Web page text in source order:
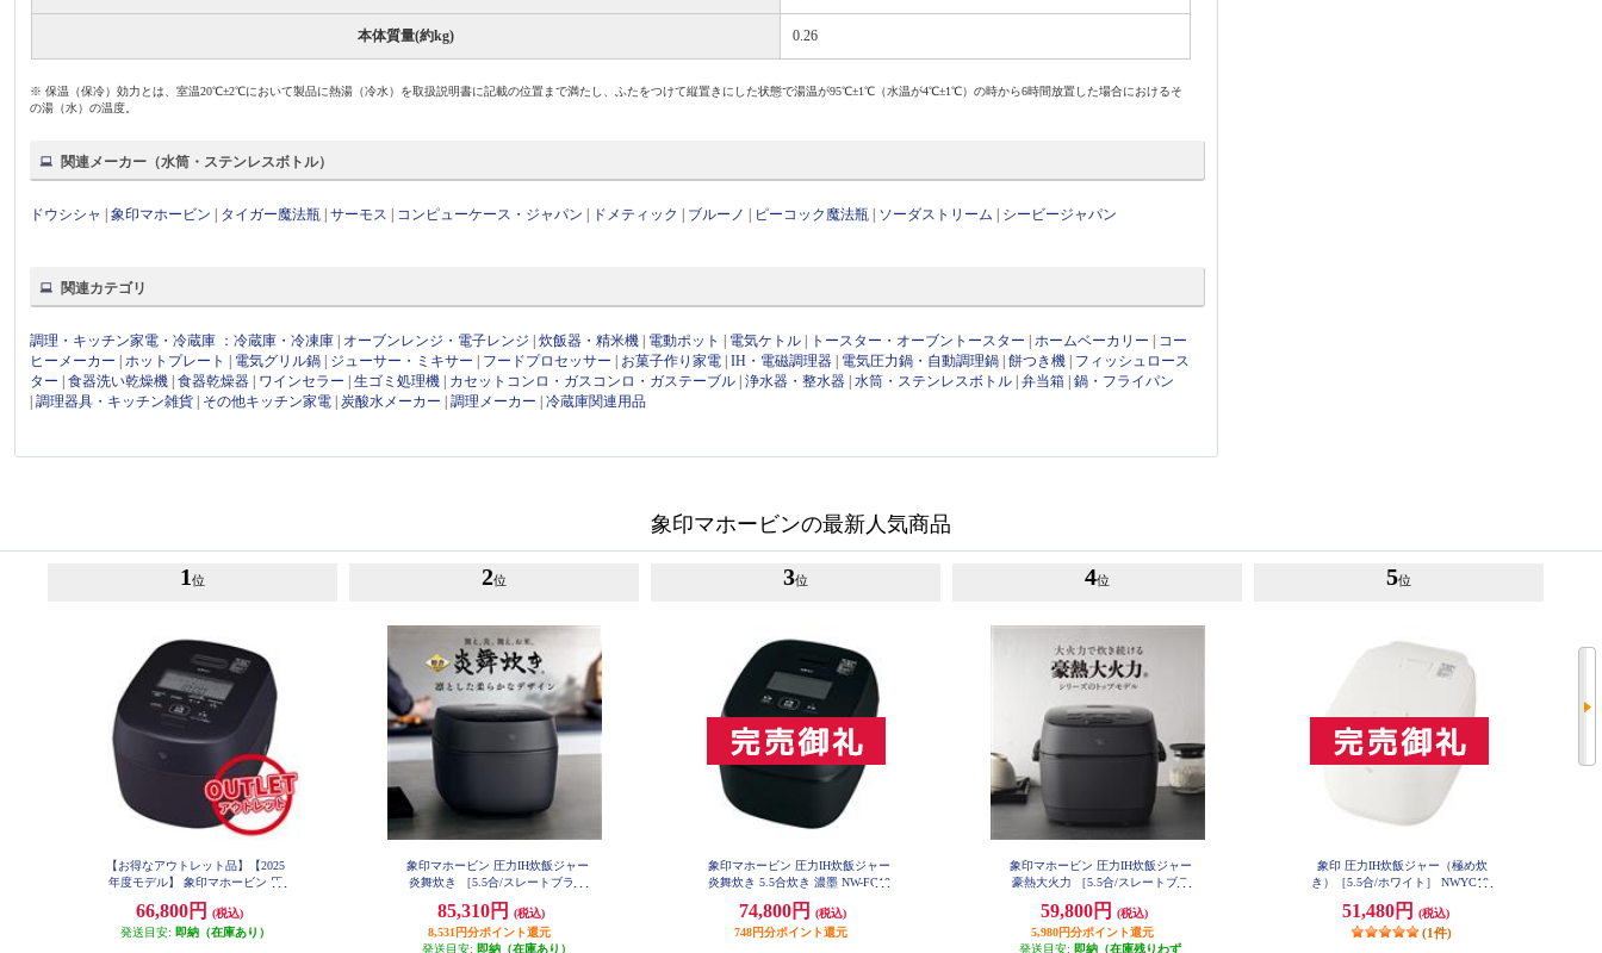
本体質量(約kg) 0.26
※ 保温（保冷）効力とは、室温20℃±2℃において製品に熱湯（冷水）を取扱説明書に記載の位置まで満たし、ふたをつけて縦置きにした状態で湯温が95℃±1℃（水温が4℃±1℃）の時から6時間放置した場合におけるそ
の湯（水）の温度。
関連メーカー（水筒・ステンレスボトル）
ドウシシャ |象印マホービン タイガー魔法瓶 |サーモス コンピューケース・ジャパン ドメティック ブルーノ ピーコック魔法瓶 ソーダストリーム シービージャパン
関連カテゴリ
調理・キッチン家電・冷蔵庫 ：冷蔵庫・冷凍庫 オーブンレンジ・電子レンジ |炊飯器・精米機 電動ポット 電気ケトル トースター・オーブントースター |ホームベーカリー
コー
ヒーメーカー |ホットプレート 電気グリル鍋 ジューサー・ミキサー フードプロセッサー お菓子作り家電 |IH・電磁調理器 電気圧力鍋・自動調理鍋 |餅つき機
フィッシュロース
ター |食器洗い乾燥機 |食器乾燥器 ワインセラー |生ゴミ処理機 カセットコンロ・ガスコンロ・ガステーブル |浄水器・整水器 |水筒・ステンレスボトル |弁当箱 |鍋・フライパン
|調理器具・キッチン雑貨 その他キッチン家電 |炭酸水メーカー |調理メーカー |冷蔵庫関連用品
象印マホービンの最新人気商品
1 位
【お得なアウトレット品】【2025
年度モデル】 象印マホービン 圧
スレートブラック］ NW-NB10-BZ
66,800円
(税込)
発送目安: 即納（在庫あり）
2位
象印マホービン 圧力IH炊飯ジャー
炎舞炊き ［5.5合/スレートブラッ
85,310円
(税込)
8,531円分ポイント還元
発送目安: 即納（在庫あり）
3位
象印マホービン 圧力IH炊飯ジャー
炎舞炊き 5.5合炊き 濃墨 NW-FC10
74,800円
(税込)
748円分ポイント還元
4位
象印マホービン 圧力IH炊飯ジャー
豪熱大火力 ［5.5合/スレートブラ
59,800円
(税込)
5,980円分ポイント還元
発送目安: 即納（在庫残りわず
5位
象印 圧力IH炊飯ジャー（極め炊
き）［5.5合/ホワイト］ NWYC10-
51,480円 (税込)
(1件)